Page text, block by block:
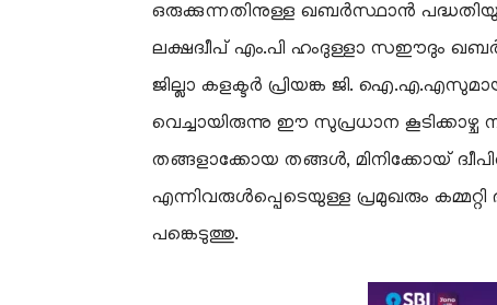
ഒരുക്കുന്നതിനുള്ള ഖബർസ്ഥാൻ
ലക്ഷദ്വീപ് എം.പി ഹംദുള്ളാ സഈദും
ജില്ലാ കളക്ടർ പ്രിയങ്ക ജി.
വെച്ചായിരുന്നു ഈ സുപ്രധാന കൂടിക്കാഴ്ച
തങ്ങളാക്കോയ തങ്ങൾ, മിനിക്കോയ്
എന്നിവരുൾപ്പെടെയുള്ള പ്രമുഖരും
പങ്കെടുത്തു.